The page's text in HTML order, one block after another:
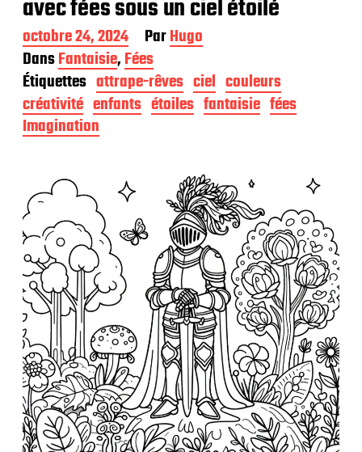
avec fées sous un ciel étoilé
D
a
t
e
d
e
p
c
a
t
i
o
n
octobre 24, 2024 ParHugo
DansFantaisie,Fées
Étiquettes attrape-rêves ciel couleurs
créativité enfants étoiles fantaisie fées
Imagination